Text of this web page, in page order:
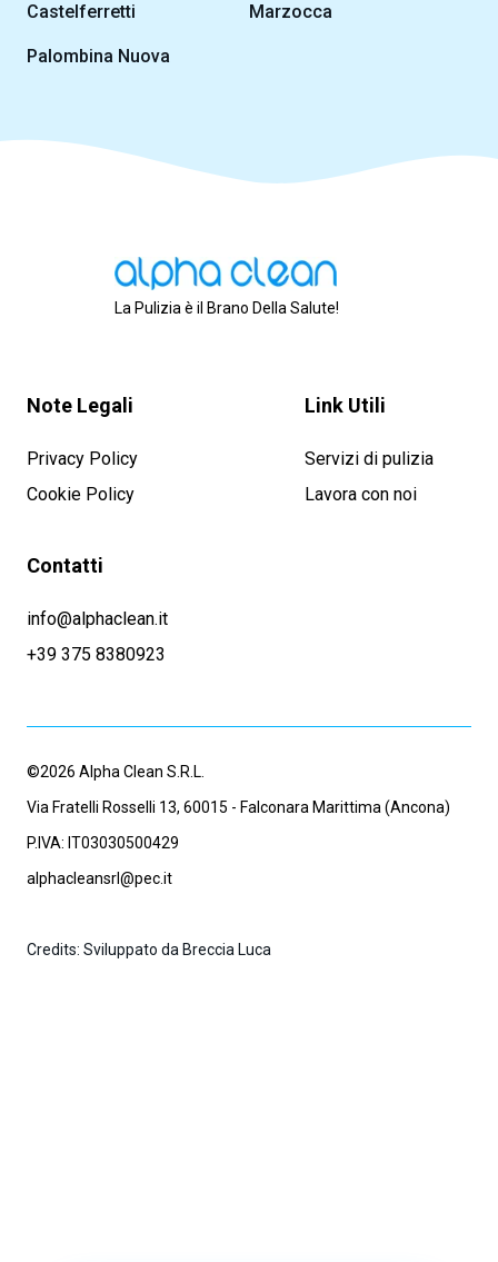
Castelferretti Marzocca
Palombina Nuova
La Pulizia è il Brano Della Salute!
Note Legali
Privacy Policy
Cookie Policy
Link Utili
Servizi di pulizia
Lavora con noi
Contatti
info@alphaclean.it
+39 375 8380923
©2026 Alpha Clean S.R.L.
Via Fratelli Rosselli 13, 60015 - Falconara Marittima (Ancona)
P.IVA: IT03030500429
alphacleansrl@pec.it
Credits: Sviluppato da Breccia Luca